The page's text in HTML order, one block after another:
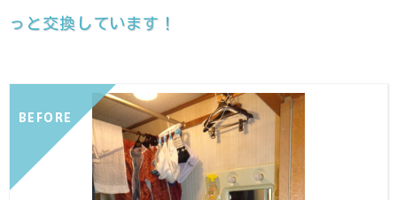
っと交換しています！
BEFORE